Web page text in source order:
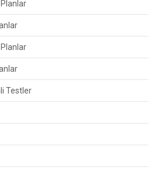
Planlar
Planlar
Testler